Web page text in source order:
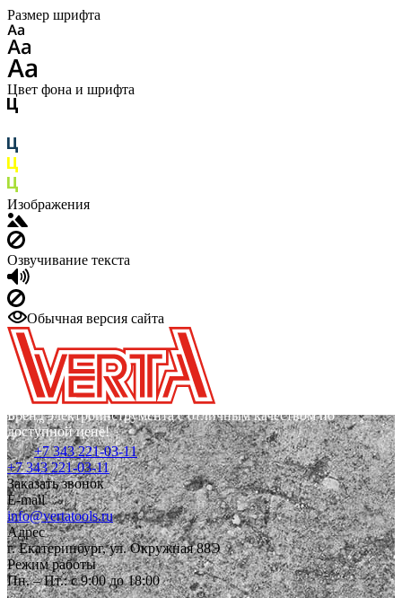
Размер шрифта
Цвет фона и шрифта
Изображения
Озвучивание текста
Обычная версия сайта
Бренд электроинструмента с отличным качеством по
доступной цене!
+7 343 221-03-11
+7 343 221-03-11
Заказать звонок
E-mail
info@vertatools.ru
Адрес
г. Екатеринбург, ул. Окружная 88Э
Режим работы
Пн. – Пт.: с 9:00 до 18:00